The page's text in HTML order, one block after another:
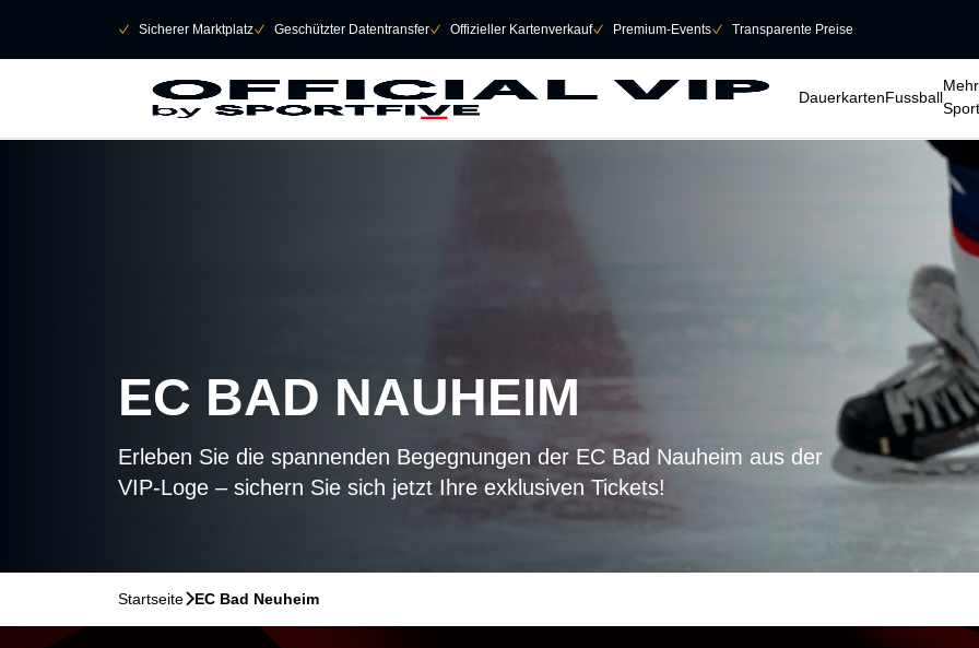
􀆅 Sicherer Marktplatz􀆅 Geschützter Datentransfer􀆅 Offizieller Kartenverkauf􀆅 Premium-Events􀆅 Transparente Preise
DauerkartenFussball
Mehr
Sport
EC BAD NAUHEIM
Erleben Sie die spannenden Begegnungen der EC Bad Nauheim aus der
VIP-Loge – sichern Sie sich jetzt Ihre exklusiven Tickets!
Startseite􀆊EC Bad Neuheim